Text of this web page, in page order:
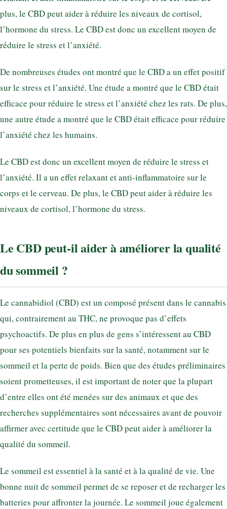
plus, le CBD peut aider à réduire les niveaux de cortisol,
l’hormone du stress. Le CBD est donc un excellent moyen de
réduire le stress et l’anxiété.
De nombreuses études ont montré que le CBD a un effet positif
sur le stress et l’anxiété. Une étude a montré que le CBD était
efficace pour réduire le stress et l’anxiété chez les rats. De plus,
une autre étude a montré que le CBD était efficace pour réduire
l’anxiété chez les humains.
Le CBD est donc un excellent moyen de réduire le stress et
l’anxiété. Il a un effet relaxant et anti-inflammatoire sur le
corps et le cerveau. De plus, le CBD peut aider à réduire les
niveaux de cortisol, l’hormone du stress.
Le CBD peut-il aider à améliorer la qualité
du sommeil ?
Le cannabidiol (CBD) est un composé présent dans le cannabis
qui, contrairement au THC, ne provoque pas d’effets
psychoactifs. De plus en plus de gens s’intéressent au CBD
pour ses potentiels bienfaits sur la santé, notamment sur le
sommeil et la perte de poids. Bien que des études préliminaires
soient prometteuses, il est important de noter que la plupart
d’entre elles ont été menées sur des animaux et que des
recherches supplémentaires sont nécessaires avant de pouvoir
affirmer avec certitude que le CBD peut aider à améliorer la
qualité du sommeil.
Le sommeil est essentiel à la santé et à la qualité de vie. Une
bonne nuit de sommeil permet de se reposer et de recharger les
batteries pour affronter la journée. Le sommeil joue également